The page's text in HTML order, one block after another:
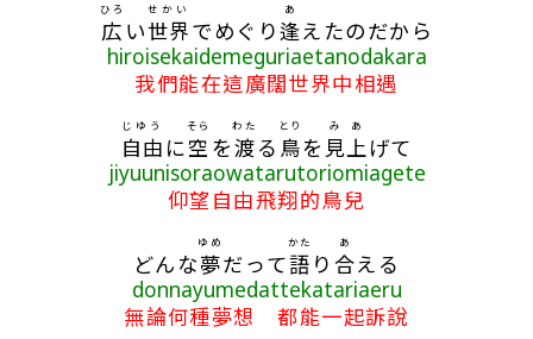
広
ひろ
い世界
せかい
でめぐり逢
あ
えたのだから
hiroisekaidemeguriaetanodakara
我們能在這廣闊世界中相遇
自由
じゆう
に空
そら
を渡
わた
る 鳥
とり
を 見
み
上
あ
げて
jiyuunisoraowatarutoriomiagete
仰望自由飛翔的鳥兒
どんな夢
ゆめ
だって語
かた
り 合
あ
える
donnayumedattekatariaeru
無論何種夢想 都能一起訴說